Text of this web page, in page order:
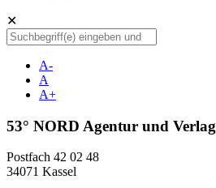
✕
A-
A
A+
53° NORD Agentur und Verlag
Postfach 42 02 48
34071 Kassel